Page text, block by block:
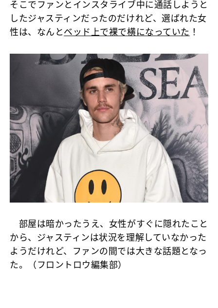
そこでファンとインスタライブ中に通話しようと
したジャスティンだったのだけれど、選ばれた女
性は、なんとベッド上で裸で横になっていた！
部屋は暗かったうえ、女性がすぐに隠れたこと
から、ジャスティンは状況を理解していなかった
ようだけれど、ファンの間では大きな話題となっ
た。（フロントロウ編集部）